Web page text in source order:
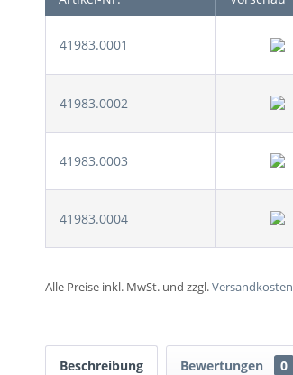
41983.0001
41983.0002
41983.0003
41983.0004
Alle Preise inkl. MwSt. und zzgl.Versandkosten
Beschreibung Bewertungen 0